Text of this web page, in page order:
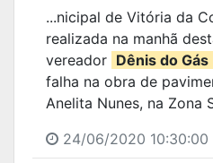
...nicipal de Vitória da
realizada na manhã
vereador Dênis do Gás
falha na obra de
Anelita Nunes, na Zona
24/06/2020 10:30:00